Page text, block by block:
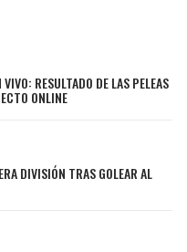
RESULTADO DE LAS PELEAS
ONLINE
DIVISIÓN TRAS GOLEAR AL